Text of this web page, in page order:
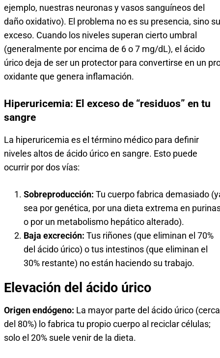
ejemplo, nuestras neuronas y vasos sanguíneos del
daño oxidativo). El problema no es su presencia, sino su
exceso. Cuando los niveles superan cierto umbral
(generalmente por encima de 6 o 7 mg/dL), el ácido
úrico deja de ser un protector para convertirse en un
oxidante que genera inflamación.
Hiperuricemia: El exceso de “residuos” en tu
sangre
La hiperuricemia es el término médico para definir
niveles altos de ácido úrico en sangre. Esto puede
ocurrir por dos vías:
Sobreproducción: Tu cuerpo fabrica demasiado
sea por genética, por una dieta extrema en
o por un metabolismo hepático alterado).
Baja excreción: Tus riñones (que eliminan el 70%
del ácido úrico) o tus intestinos (que eliminan el
30% restante) no están haciendo su trabajo.
Elevación del ácido úrico
Origen endógeno: La mayor parte del ácido úrico (cerca
del 80%) lo fabrica tu propio cuerpo al reciclar células;
solo el 20% suele venir de la dieta.